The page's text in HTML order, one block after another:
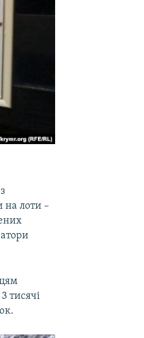
на лоти –
тисячі